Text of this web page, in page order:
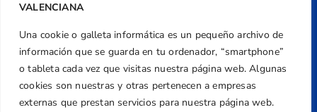
VALENCIANA
Una cookie o galleta informática es un pequeño archivo de
información que se guarda en tu ordenador, “smartphone”
o tableta cada vez que visitas nuestra página web. Algunas
cookies son nuestras y otras pertenecen a empresas
externas que prestan servicios para nuestra página web.
Dirección
Centre de L´Esport, Carrer d'Isaac Peral i
Caballero, Nº 5, Despachos 2 y 3, 46980,
Valencia